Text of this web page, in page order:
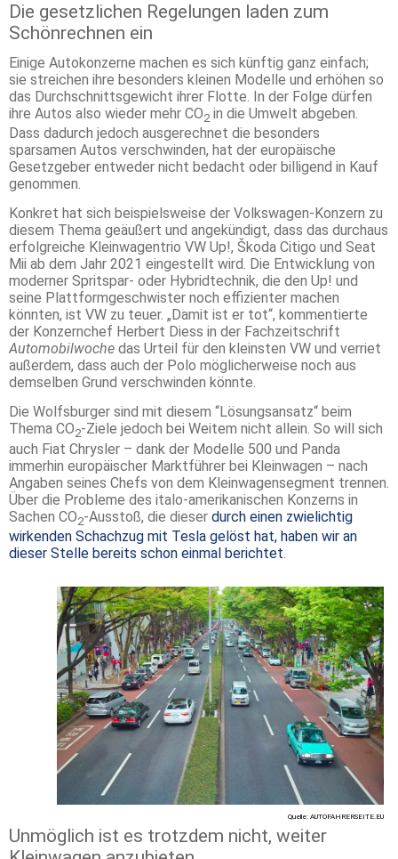
Die gesetzlichen Regelungen laden zum
Schönrechnen ein
Einige Autokonzerne machen es sich künftig ganz einfach;
sie streichen ihre besonders kleinen Modelle und erhöhen so
das Durchschnittsgewicht ihrer Flotte. In der Folge dürfen
ihre Autos also wieder mehr CO2 in die Umwelt abgeben.
Dass dadurch jedoch ausgerechnet die besonders
sparsamen Autos verschwinden, hat der europäische
Gesetzgeber entweder nicht bedacht oder billigend in Kauf
genommen.
Konkret hat sich beispielsweise der Volkswagen-Konzern zu
diesem Thema geäußert und angekündigt, dass das durchaus
erfolgreiche Kleinwagentrio VW Up!, Škoda Citigo und Seat
Mii ab dem Jahr 2021 eingestellt wird. Die Entwicklung von
moderner Spritspar- oder Hybridtechnik, die den Up! und
seine Plattformgeschwister noch effizienter machen
könnten, ist VW zu teuer. „Damit ist er tot“, kommentierte
der Konzernchef Herbert Diess in der Fachzeitschrift
Automobilwoche das Urteil für den kleinsten VW und verriet
außerdem, dass auch der Polo möglicherweise noch aus
demselben Grund verschwinden könnte.
Die Wolfsburger sind mit diesem “Lösungsansatz“ beim
Thema CO2-Ziele jedoch bei Weitem nicht allein. So will sich
auch Fiat Chrysler – dank der Modelle 500 und Panda
immerhin europäischer Marktführer bei Kleinwagen – nach
Angaben seines Chefs von dem Kleinwagensegment trennen.
Über die Probleme des italo-amerikanischen Konzerns in
Sachen CO2-Ausstoß, die dieser durch einen zwielichtig
wirkenden Schachzug mit Tesla gelöst hat, haben wir an
dieser Stelle bereits schon einmal berichtet.
Quelle: AUTOFAHRERSEITE.EU
Unmöglich ist es trotzdem nicht, weiter